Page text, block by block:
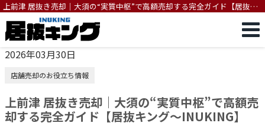
上前津 居抜き売却｜大須の“実質中枢”で高額売却する完全ガイド【居抜キ
ング～INUKING】
2026年03月30日
店舗売却のお役立ち情報
上前津 居抜き売却｜大須の“実質中枢”で高額売
却する完全ガイド【居抜キング～INUKING】